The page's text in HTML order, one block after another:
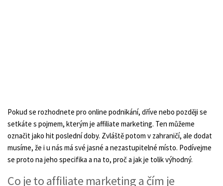
Pokud se rozhodnete pro online podnikání, dříve nebo později se
setkáte s pojmem, kterým je affiliate marketing. Ten můžeme
označit jako hit poslední doby. Zvláště potom v zahraničí, ale dodat
musíme, že i u nás má své jasné a nezastupitelné místo. Podívejme
se proto na jeho specifika a na to, proč a jak je tolik výhodný.
Co je to affiliate marketing a čím je